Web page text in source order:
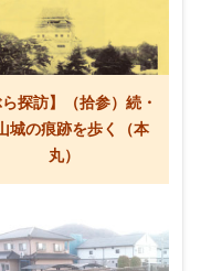
ら探訪】（拾参）続・
城の痕跡を歩く（本
丸）